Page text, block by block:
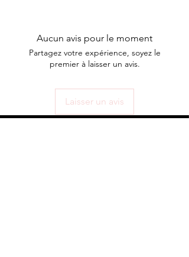
Aucun avis pour le moment
Partagez votre expérience, soyez le
premier à laisser un avis.
Laisser un avis